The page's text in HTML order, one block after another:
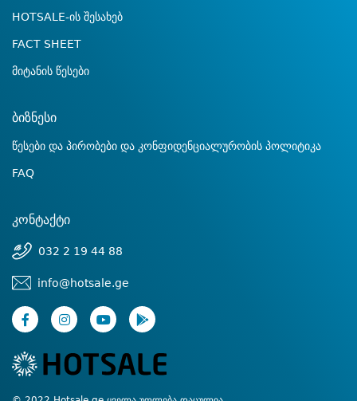
HOTSALE-ის შესახებ
FACT SHEET
მიტანის წესები
ბიზნესი
წესები და პირობები და კონფიდენციალურობის პოლიტიკა
FAQ
კონტაქტი
032 2 19 44 88
info@hotsale.ge